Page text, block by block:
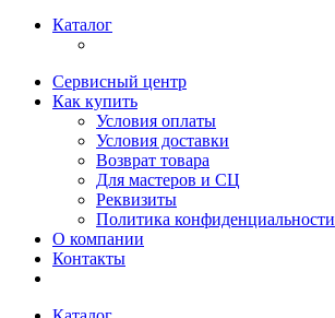
Каталог
Сервисный центр
Как купить
Условия оплаты
Условия доставки
Возврат товара
Для мастеров и СЦ
Реквизиты
Политика конфиденциальности
О компании
Контакты